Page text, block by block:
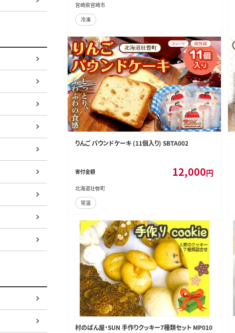
宮崎県宮崎市
冷凍
りんご パウンドケーキ (11個入り) SBTA002
寄付金額 12,000円
北海道壮瞥町
常温
村のぱん屋・SUN 手作りクッキー7種類セット MP010